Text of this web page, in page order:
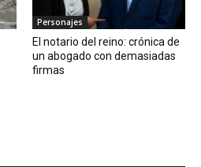
Personajes
El notario del reino: crónica de
un abogado con demasiadas
firmas